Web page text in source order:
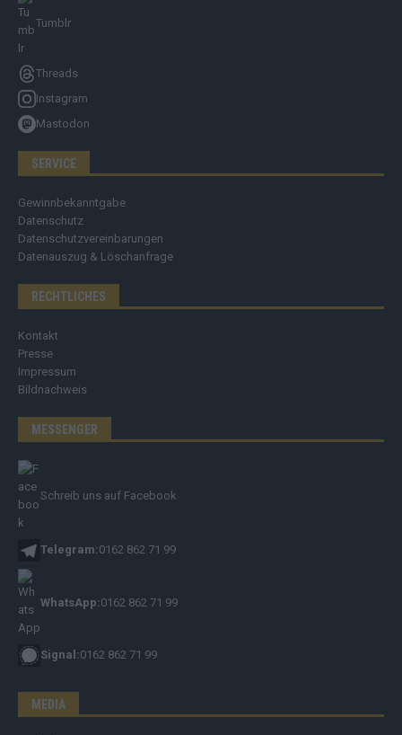
Tumblr
Threads
Instagram
Mastodon
SERVICE
Gewinnbekanntgabe
Datenschutz
Datenschutzvereinbarungen
Datenauszug & Löschanfrage
RECHTLICHES
Kontakt
Presse
Impressum
Bildnachweis
MESSENGER
Schreib uns auf Facebook
Telegram:0162 862 71 99
WhatsApp:0162 862 71 99
Signal:0162 862 71 99
MEDIA